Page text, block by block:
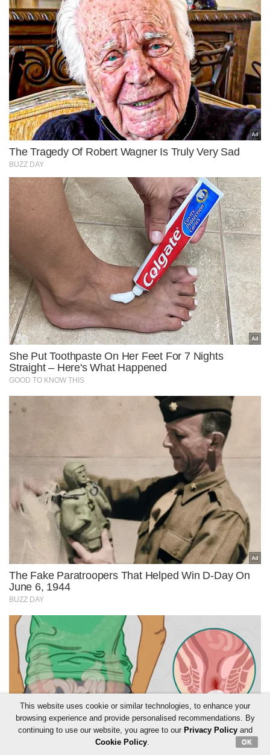
This website uses cookie or similar technologies, to enhance your
browsing experience and provide personalised recommendations. By
continuing to use our website, you agree to our Privacy Policyand
Cookie Policy. OK